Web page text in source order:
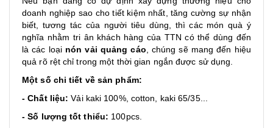
doanh nghiệp sao cho tiết kiệm nhất, tăng cường sự nhận
biết, tương tác của người tiêu dùng, thì các món quà ý
nghĩa nhằm tri ân khách hàng của TTN có thể dùng đến
là các loại nón vải quảng cáo , chúng sẽ mang đến hiệu
quả rõ rệt chỉ trong một thời gian ngắn được sử dụng.
Một số chi tiết về sản phẩm:
- Chất liệu: Vải kaki 100%, cotton, kaki 65/35...
- Số lượng tốt thiểu: 100pcs.